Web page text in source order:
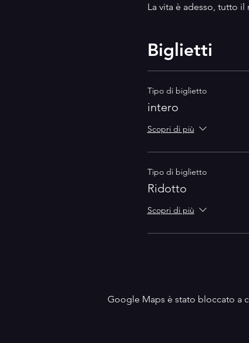
La vita è adesso, tutto
Biglietti
Tipo di biglietto
intero
Scopri di più
Tipo di biglietto
Ridotto
Scopri di più
Google Maps è stato bloccato a